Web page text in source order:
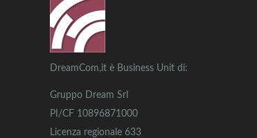
DreamCom,it è Business Unit di:
Gruppo Dream Srl
PI/CF 10896871000
Licenza regionale 633